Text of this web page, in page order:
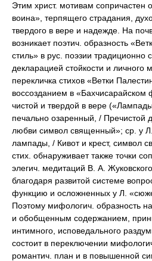
Этим христ. мотивам сопричастен
воина», терпящего страдания,
твердого в вере и надежде. На
возникает поэтич. образность
стиль» в рус. поэзии традиционно
декларацией стойкости и личного
перекличка стихов «Ветки
воссозданием в
чистой и твердой в вере
печально озаренный, / Пречистой
любви символ священный»; ср. у
лампады, / Кивот и крест, символ
стих. обнаруживает также точки
элегич. медитаций В. А.
благодаря развитой системе
функцию и осложненных у Л.
Поэтому мифологич. образность
и обобщенным содержанием,
интимного, исповедального
состоит в переключении
романтич. план и в повышенной